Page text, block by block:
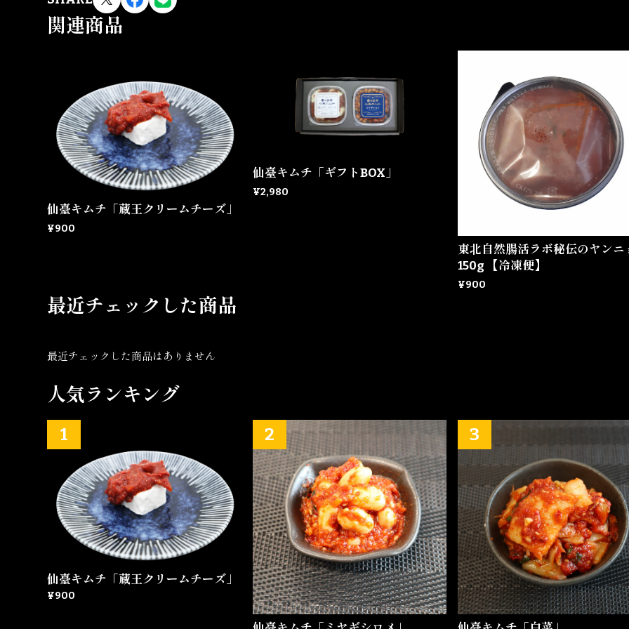
関連商品
仙臺キムチ「蔵王クリームチーズ」
¥900
仙臺キムチ「ギフトBOX」
¥2,980
東北自然腸活ラボ秘伝のヤンニ
150g 【冷凍便】
¥900
最近チェックした商品
最近チェックした商品はありません
人気ランキング
仙臺キムチ「蔵王クリームチーズ」
¥900